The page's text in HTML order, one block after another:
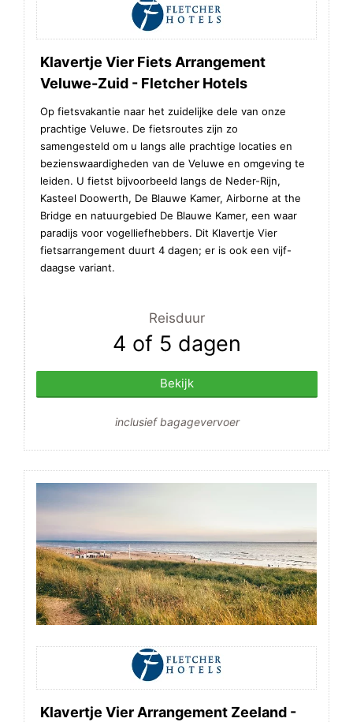
Klavertje Vier Fiets Arrangement
Veluwe-Zuid - Fletcher Hotels
Op fietsvakantie naar het zuidelijke dele van onze
prachtige Veluwe. De fietsroutes zijn zo
samengesteld om u langs alle prachtige locaties en
bezienswaardigheden van de Veluwe en omgeving te
leiden. U fietst bijvoorbeeld langs de Neder-Rijn,
Kasteel Doowerth, De Blauwe Kamer, Airborne at the
Bridge en natuurgebied De Blauwe Kamer, een waar
paradijs voor vogelliefhebbers. Dit Klavertje Vier
fietsarrangement duurt 4 dagen; er is ook een vijf-
daagse variant.
Reisduur
4 of 5 dagen
Bekijk
inclusief bagagevervoer
Klavertje Vier Arrangement Zeeland -